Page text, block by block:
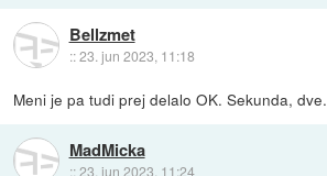
Bellzmet
::23. jun 2023, 11:18
Meni je pa tudi prej delalo OK. Sekunda, dve.
MadMicka
::23. jun 2023, 11:24